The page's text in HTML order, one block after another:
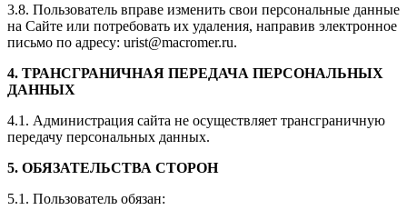
3.8. Пользователь вправе изменить свои персональные данные
на Сайте или потребовать их удаления, направив электронное
письмо по адресу: urist@macromer.ru.
4. ТРАНСГРАНИЧНАЯ ПЕРЕДАЧА ПЕРСОНАЛЬНЫХ
ДАННЫХ
4.1. Администрация сайта не осуществляет трансграничную
передачу персональных данных.
5. ОБЯЗАТЕЛЬСТВА СТОРОН
5.1. Пользователь обязан: